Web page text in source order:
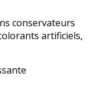
conservateurs
artificiels,